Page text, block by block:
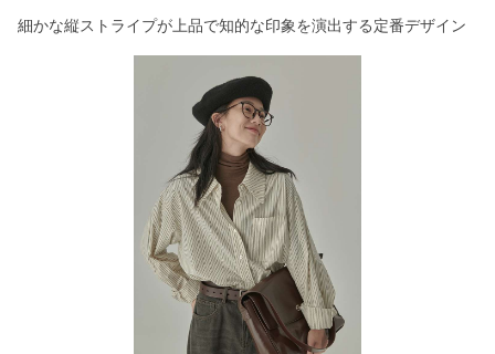
細かな縦ストライプが上品で知的な印象を演出する定番デザイン